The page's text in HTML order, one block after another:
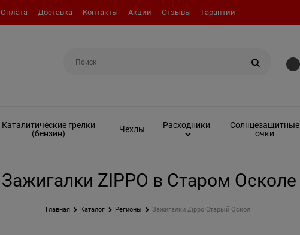
Оплата Доставка Контакты Акции Отзывы Гарантии
Каталитические грелки
(бензин)
Чехлы Расходники
Солнцезащитные
очки
Зажигалки ZIPPO в Старом Осколе
Главная Каталог Регионы Зажигалки Zippo Старый Оскол